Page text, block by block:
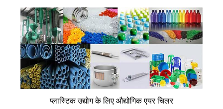
प्लास्टिक उद्योग के लिए औद्योगिक एयर चिलर